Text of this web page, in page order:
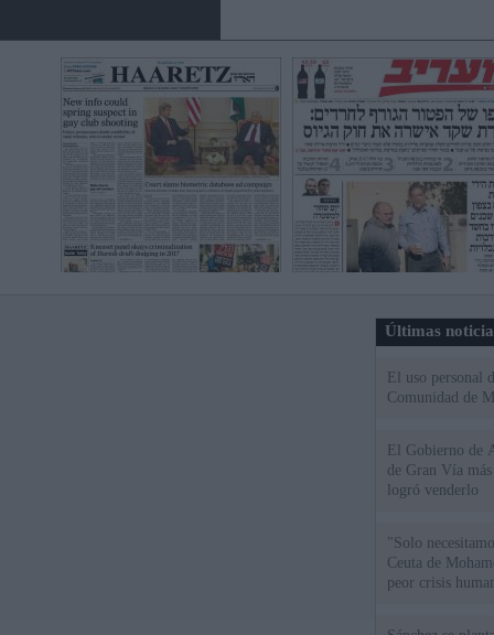
Últimas
El uso personal
Comunidad de
El Gobierno de
de Gran Vía
logró venderlo
"Solo
Ceuta de
peor crisis